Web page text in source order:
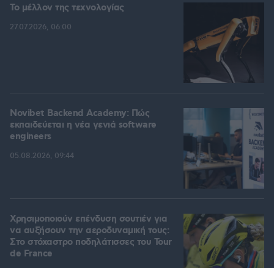
Το μέλλον της τεχνολογίας
27.07.2026, 06:00
Novibet Backend Academy: Πώς
εκπαιδεύεται η νέα γενιά software
engineers
05.08.2026, 09:44
Χρησιμοποιούν επένδυση σουτιέν για
να αυξήσουν την αεροδυναμική τους:
Στο στόχαστρο ποδηλάτισσες του Tour
de France